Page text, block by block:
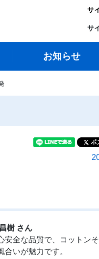
サ
サ
お知らせ
樹 さん
安全な品質で、コットン
合いが魅力です。